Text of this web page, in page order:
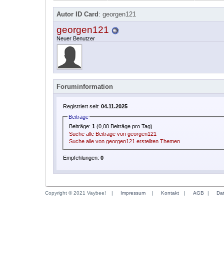
Autor ID Card : georgen121
georgen121
Neuer Benutzer
Foruminformation
Registriert seit: 04.11.2025
Beiträge
Beiträge:1 (0,00 Beiträge pro Tag)
Suche alle Beiträge von georgen121
Suche alle von georgen121 erstellten Themen
Empfehlungen: 0
Copyright © 2021 Vaybee! | Impressum | Kontakt | AGB |